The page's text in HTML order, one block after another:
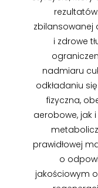
zbilansowanej
i zdrowe
nadmiaru
odkładaniu
fizyczna,
aerobowe, jak
prawidłowej
o
jakościowym